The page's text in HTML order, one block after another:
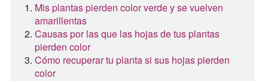
Mis plantas pierden color verde y se vuelven
amarillentas
Causas por las que las hojas de tus plantas
pierden color
Cómo recuperar tu planta si sus hojas pierden
color